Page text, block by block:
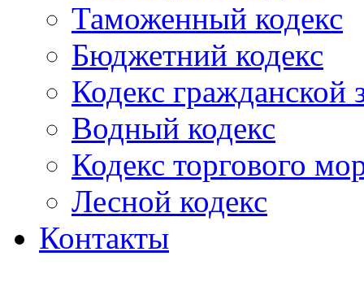
Таможенный кодекс
Бюджетний кодекс
Кодекс гражданской
Водный кодекс
Кодекс торгового
Лесной кодекс
Контакты